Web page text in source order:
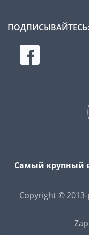
ПОДПИСЫВАЙТЕСЬ:
Самый крупный
Copyright ©